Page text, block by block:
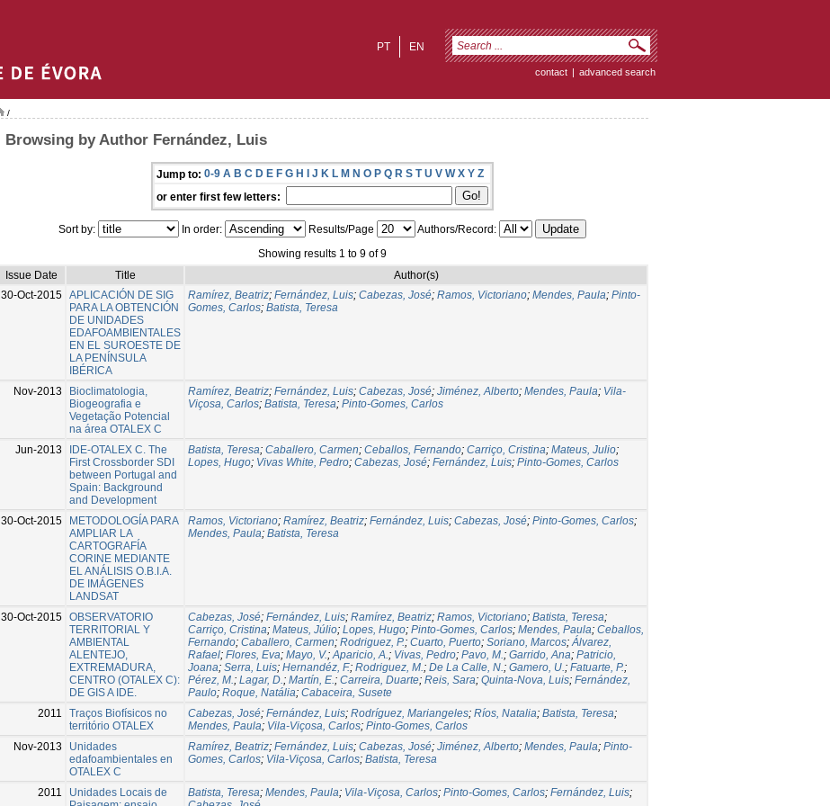
EN
PT
contact | advanced search
/
Browsing by Author Fernández, Luis
Jump to: 0-9 A B C D E F G H I J K L M N O P Q R S T U V W X Y Z
or enter first few letters:
Sort by: In order: Results/Page
Authors/Record:
Showing results 1 to 9 of 9
Issue Date
Title
Author(s)
30-Oct-2015 APLICACIÓN DE SIG
PARA LA OBTENCIÓN
DE UNIDADES
EDAFOAMBIENTALES
EN EL SUROESTE DE
LA PENÍNSULA
IBÉRICA
Ramírez, Beatriz; Fernández, Luis; Cabezas, José; Ramos, Victoriano; Mendes, Paula; Pinto-
Gomes, Carlos; Batista, Teresa
Nov-2013
Bioclimatologia,
Biogeografia e
Vegetação Potencial
na área OTALEX C
Ramírez, Beatriz; Fernández, Luis; Cabezas, José; Jiménez, Alberto; Mendes, Paula; Vila-
Viçosa, Carlos; Batista, Teresa; Pinto-Gomes, Carlos
Jun-2013
IDE-OTALEX C. The
First Crossborder SDI
between Portugal and
Spain: Background
and Development
Batista, Teresa; Caballero, Carmen; Ceballos, Fernando; Carriço, Cristina; Mateus, Julio;
Lopes, Hugo; Vivas White, Pedro; Cabezas, José; Fernández, Luis; Pinto-Gomes, Carlos
30-Oct-2015
METODOLOGÍA PARA
AMPLIAR LA
CARTOGRAFÍA
CORINE MEDIANTE
EL ANÁLISIS O.B.I.A.
DE IMÁGENES
LANDSAT
Ramos, Victoriano; Ramírez, Beatriz; Fernández, Luis; Cabezas, José; Pinto-Gomes, Carlos;
Mendes, Paula; Batista, Teresa
30-Oct-2015 OBSERVATORIO
TERRITORIAL Y
AMBIENTAL
ALENTEJO,
EXTREMADURA,
CENTRO (OTALEX C):
DE GIS A IDE.
Cabezas, José; Fernández, Luis; Ramírez, Beatriz; Ramos, Victoriano; Batista, Teresa;
Carriço, Cristina; Mateus, Júlio; Lopes, Hugo; Pinto-Gomes, Carlos; Mendes, Paula; Ceballos,
Fernando; Caballero, Carmen; Rodriguez, P.; Cuarto, Puerto; Soriano, Marcos;Álvarez,
Rafael; Flores, Eva; Mayo, V.;Aparicio, A.; Vivas, Pedro; Pavo, M.; Garrido, Ana; Patricio,
Joana; Serra, Luis; Hernandéz, F.; Rodriguez, M.; De La Calle, N.; Gamero, U.; Fatuarte, P.;
Pérez, M.; Lagar, D.; Martín, E.; Carreira, Duarte; Reis, Sara; Quinta-Nova, Luis; Fernández,
Paulo; Roque, Natália; Cabaceira, Susete
2011
Traços Biofísicos no
território OTALEX
Cabezas, José; Fernández, Luis; Rodríguez, Mariangeles; Ríos, Natalia; Batista, Teresa;
Mendes, Paula; Vila-Viçosa, Carlos; Pinto-Gomes, Carlos
Nov-2013
Unidades
edafoambientales en
OTALEX C
Ramírez, Beatriz; Fernández, Luis; Cabezas, José; Jiménez, Alberto; Mendes, Paula; Pinto-
Gomes, Carlos; Vila-Viçosa, Carlos; Batista, Teresa
2011
Unidades Locais de
Batista, Teresa; Mendes, Paula; Vila-Viçosa, Carlos; Pinto-Gomes, Carlos; Fernández, Luis;